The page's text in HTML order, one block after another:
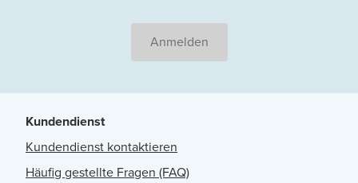
Anmelden
Kundendienst
Kundendienst kontaktieren
Häufig gestellte Fragen (FAQ)